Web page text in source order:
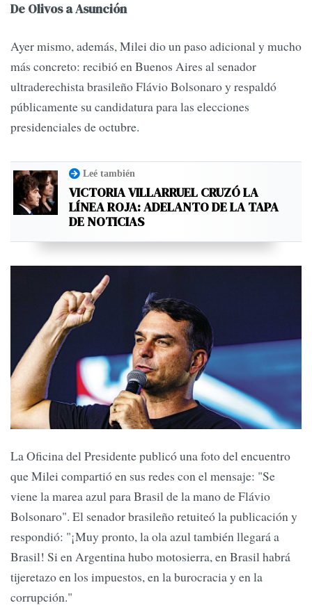
De Olivos a Asunción
Ayer mismo, además, Milei dio un paso adicional y mucho
más concreto: recibió en Buenos Aires al senador
ultraderechista brasileño Flávio Bolsonaro y respaldó
públicamente su candidatura para las elecciones
presidenciales de octubre.
Leé también
VICTORIA VILLARRUEL CRUZÓ LA
LÍNEA ROJA: ADELANTO DE LA TAPA
DE NOTICIAS
La Oficina del Presidente publicó una foto del encuentro
que Milei compartió en sus redes con el mensaje: "Se
viene la marea azul para Brasil de la mano de Flávio
Bolsonaro". El senador brasileño retuiteó la publicación y
respondió: "¡Muy pronto, la ola azul también llegará a
Brasil! Si en Argentina hubo motosierra, en Brasil habrá
tijeretazo en los impuestos, en la burocracia y en la
corrupción."